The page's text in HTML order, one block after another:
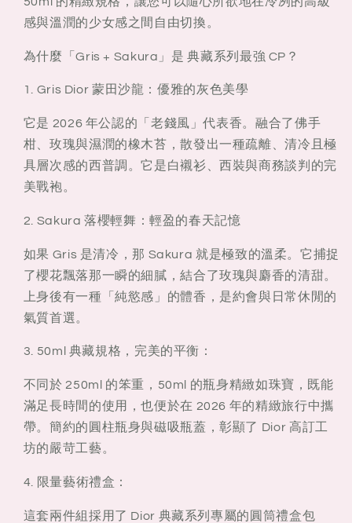
盒
盒
感與溫潤的少女感之間自由切換。
為什麼「Gris + Sakura」是 典藏系列最強 CP？
1. Gris Dior 蒙田沙龍：優雅的灰色美學
它是 2026 年公認的「老錢風」代表香。融合了佛手
柑、玫瑰與濕潤的橡木苔，散發出一種疏離、清冷且極
具層次感的西普調。它是白襯衫、西裝與商務談判的完
美戰袍。
2. Sakura 落櫻輕舞：輕盈的春天記憶
如果 Gris 是清冷，那 Sakura 就是極致的溫柔。它捕捉
了櫻花飄落那一瞬的細膩，結合了玫瑰與麝香的清甜。
上身後有一種「純慾感」的體香，是約會與日常休閒的
氣質首選。
3. 50ml 典藏規格，完美的平衡：
不同於 250ml 的笨重，50ml 的瓶身精緻如珠寶，既能
滿足長時間的使用，也便於在 2026 年的精緻旅行中攜
帶。簡約的圓柱瓶身與磁吸瓶蓋，彰顯了 Dior 高訂工
坊的嚴苛工藝。
4. 限量藝術禮盒：
這套兩件組採用了 Dior 典藏系列專屬的圓筒禮盒包